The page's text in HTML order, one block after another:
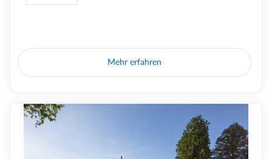
Mehr erfahren